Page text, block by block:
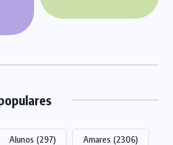
Alunos (297) Amares (2306)